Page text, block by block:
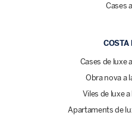
Cases
COSTA
Cases de luxe
Obra nova a
Viles de luxe
Apartaments de